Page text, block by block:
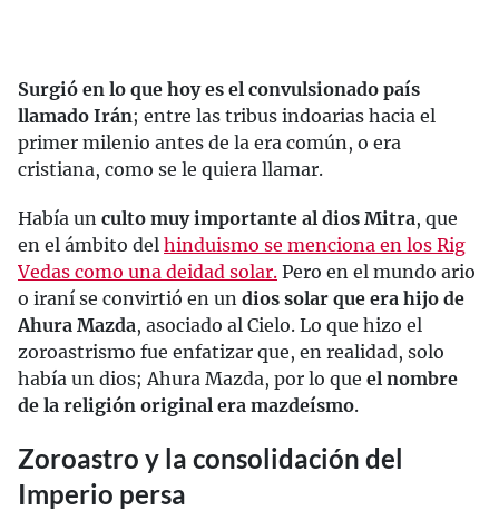
Surgió en lo que hoy es el convulsionado país
llamado Irán; entre las tribus indoarias hacia el
primer milenio antes de la era común, o era
cristiana, como se le quiera llamar.
Había un culto muy importante al dios Mitra, que
en el ámbito del hinduismo se menciona en los Rig
Vedas como una deidad solar. Pero en el mundo ario
o iraní se convirtió en un dios solar que era hijo de
Ahura Mazda, asociado al Cielo. Lo que hizo el
zoroastrismo fue enfatizar que, en realidad, solo
había un dios; Ahura Mazda, por lo que el nombre
de la religión original era mazdeísmo.
Zoroastro y la consolidación del
Imperio persa